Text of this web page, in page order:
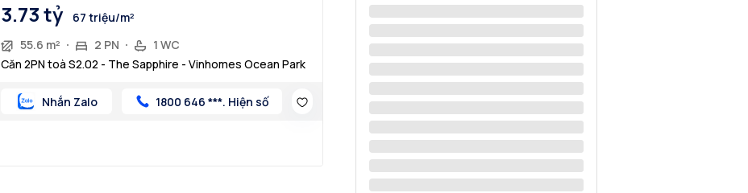
3.73 tỷ
67 triệu/m²
55.6 m²
2 PN
1 WC
Căn 2PN toà S2.02 - The Sapphire - Vinhomes Ocean Park
Nhắn Zalo 1800 646 ***. Hiện số